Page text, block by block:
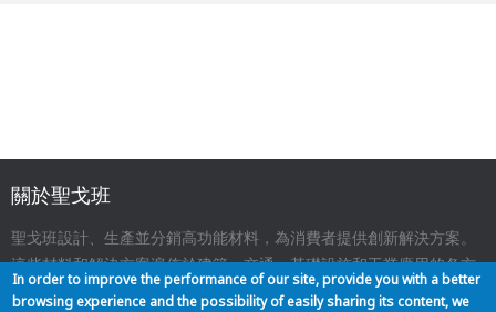
關於聖戈班
聖戈班設計、生產並分銷高功能材料，為消費者提供創新解決方案。
這些材料和解決方案遍佈於建築、交通、基礎設施和工業應用的各方
面，與我們的日常生活息息相關。
In order to improve the performance of our site, provide you with a better
browsing experience and the possibility of easily sharing its content, we